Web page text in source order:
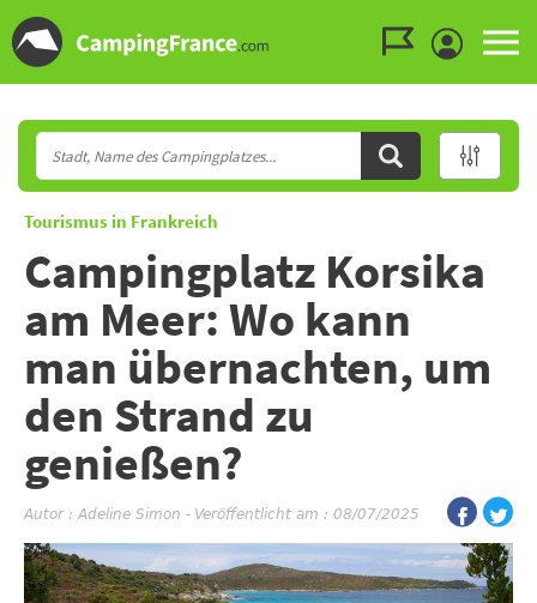
Tourismus in Frankreich
Campingplatz Korsika
am Meer: Wo kann
man übernachten, um
den Strand zu
genießen?
Autor :Adeline Simon - Veröffentlicht am : 08/07/2025